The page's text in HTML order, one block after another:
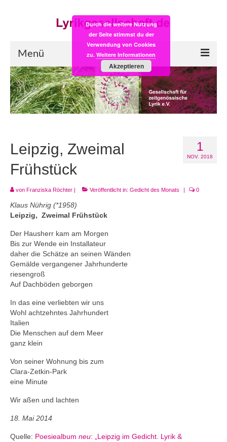
Menü
Start
LYRIK:POST
Einkaufsladen
Empfehlung des Monats
Veranstaltungen
Neuerscheinungen von Mitgliedern
Ausschreibungen
Leipziger Lyrikbibliothek
Lyrikschaufenster im Literaturhaus Leipzig
Mitglied werden
1
NOV. 2018
Leipzig, Zweimal
Frühstück
von Franziska Röchter | Veröffentlicht in: Gedicht des Monats | 0
Klaus Nührig (*1958)
Leipzig, Zweimal Frühstück
Der Hausherr kam am Morgen
Bis zur Wende ein Installateur
daher die Schätze an seinen Wänden
Gemälde vergangener Jahrhunderte
riesengroß
Auf Dachböden geborgen
In das eine verliebten wir uns
Wohl achtzehntes Jahrhundert
Italien
Die Menschen auf dem Meer
ganz klein
Von seiner Wohnung bis zum
Clara-Zetkin-Park
eine Minute
Wir aßen und lachten
18. Mai 2014
Quelle: Poesiealbum neu: „Leipzig im Gedicht. Lyrik &
Durch die weitere Nutzung
der Seite stimmst du der
Verwendung von Cookies
zu. Weitere Informationen
Akzeptieren